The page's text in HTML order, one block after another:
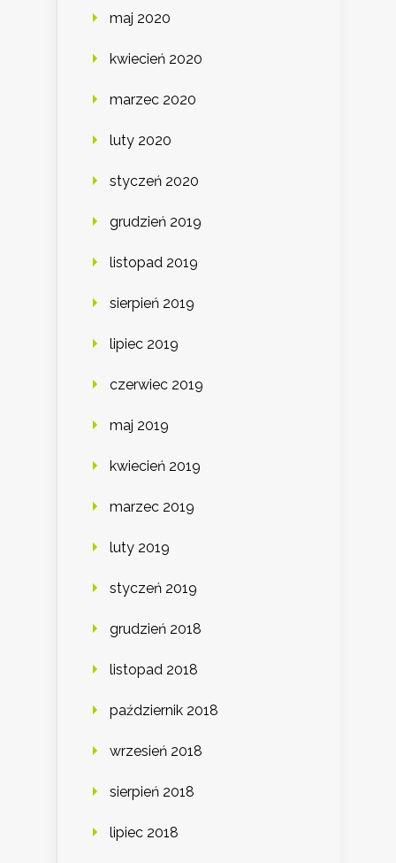
maj 2020
kwiecień 2020
marzec 2020
luty 2020
styczeń 2020
grudzień 2019
listopad 2019
sierpień 2019
lipiec 2019
czerwiec 2019
maj 2019
kwiecień 2019
marzec 2019
luty 2019
styczeń 2019
grudzień 2018
listopad 2018
październik 2018
wrzesień 2018
sierpień 2018
lipiec 2018